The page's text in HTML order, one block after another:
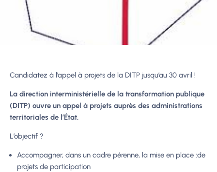
Candidatez à l’appel à projets de la DITP jusqu’au 30 avril !
La direction interministérielle de la transformation publique
(DITP) ouvre un appel à projets auprès des administrations
territoriales de l’État.
L’objectif ?
Accompagner, dans un cadre pérenne, la mise en place :de
projets de participation